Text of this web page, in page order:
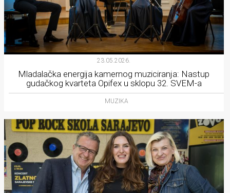
23.05.2026.
Mladalačka energija kamernog muziciranja: Nastup
gudačkog kvarteta Opifex u sklopu 32. SVEM-a
MUZIKA